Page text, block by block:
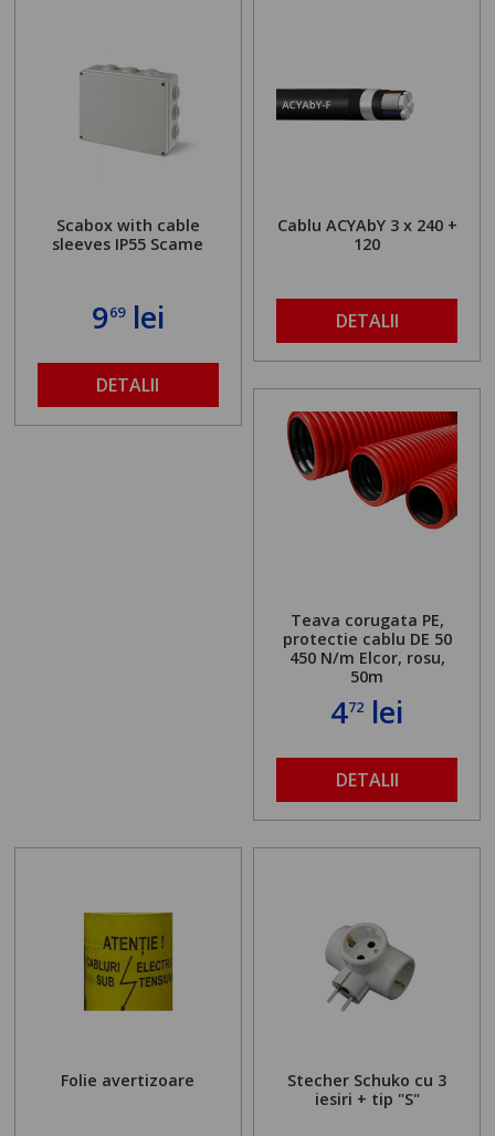
Scabox with cable
sleeves IP55 Scame
969lei
DETALII
Cablu ACYAbY 3 x 240 +
120
DETALII
Teava corugata PE,
protectie cablu DE 50
450 N/m Elcor, rosu,
50m
472 lei
DETALII
Folie avertizoare
Stecher Schuko cu 3
iesiri + tip "S"